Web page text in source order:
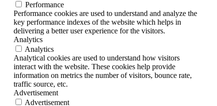
Performance
Performance cookies are used to understand and analyze the
key performance indexes of the website which helps in
delivering a better user experience for the visitors.
Analytics
Analytics
Analytical cookies are used to understand how visitors
interact with the website. These cookies help provide
information on metrics the number of visitors, bounce rate,
traffic source, etc.
Advertisement
Advertisement